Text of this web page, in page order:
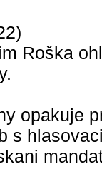
Roška
opakuje
s